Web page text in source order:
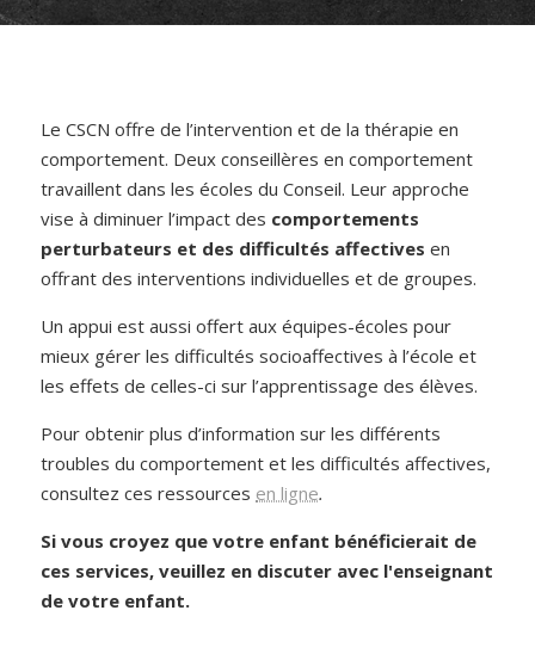
Le CSCN offre de l’intervention et de la thérapie en
comportement. Deux conseillères en comportement
travaillent dans les écoles du Conseil. Leur approche
vise à diminuer l’impact des comportements
perturbateurs et des difficultés affectives en
offrant des interventions individuelles et de groupes.
Un appui est aussi offert aux équipes-écoles pour
mieux gérer les difficultés socioaffectives à l’école et
les effets de celles-ci sur l’apprentissage des élèves.
Pour obtenir plus d’information sur les différents
troubles du comportement et les difficultés affectives,
consultez ces ressources en ligne.
Si vous croyez que votre enfant bénéficierait de
ces services, veuillez en discuter avec l'enseignant
de votre enfant.